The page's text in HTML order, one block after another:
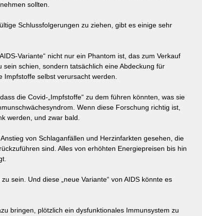
sollten.
Schlussfolgerungen zu ziehen, gibt es einige sehr
Variante“ nicht nur ein Phantom ist, das zum Verkauf
schien, sondern tatsächlich eine Abdeckung für
selbst verursacht werden.
die Covid-„Impfstoffe“ zu dem führen könnten, was sie
Wenn diese Forschung richtig ist,
werden, und zwar bald.
von Schlaganfällen und Herzinfarkten gesehen, die
sind. Alles von erhöhten Energiepreisen bis hin
sein. Und diese „neue Variante“ von AIDS könnte es
bringen, plötzlich ein dysfunktionales Immunsystem zu